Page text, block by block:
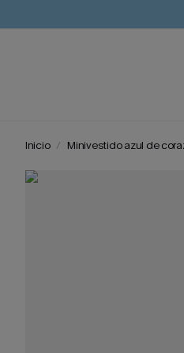
Inicio Minivestido azul de